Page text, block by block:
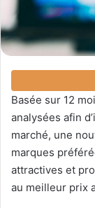
Basée sur 12
analysées afin
marché, une
marques
attractives et
au meilleur prix